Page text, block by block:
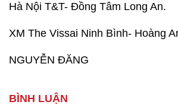
Hà Nội T&T- Đồng Tâm Long An.
XM The Vissai Ninh Bình- Hoàng
NGUYỄN ĐĂNG